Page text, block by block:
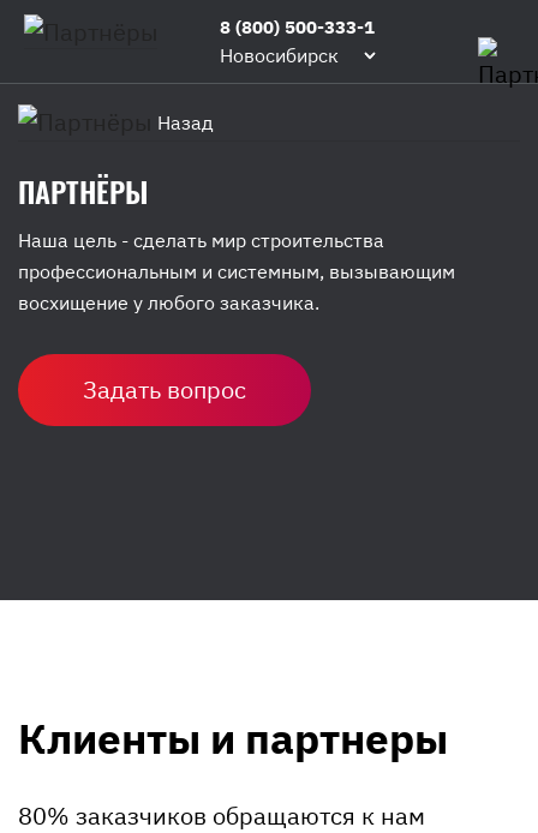
8 (800) 500-333-1
Новосибирск
Назад
ПАРТНЁРЫ
Наша цель - сделать мир строительства
профессиональным и системным, вызывающим
восхищение у любого заказчика.
Задать вопрос
Клиенты и партнеры
80% заказчиков обращаются к нам